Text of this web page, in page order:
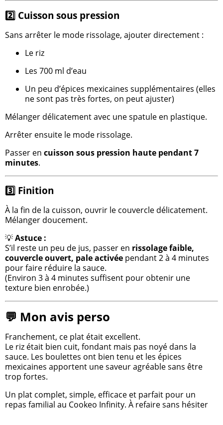
2️⃣ Cuisson sous pression
Sans arrêter le mode rissolage, ajouter directement :
Le riz
Les 700 ml d’eau
Un peu d’épices mexicaines supplémentaires (elles
ne sont pas très fortes, on peut ajuster)
Mélanger délicatement avec une spatule en plastique.
Arrêter ensuite le mode rissolage.
Passer en cuisson sous pression haute pendant 7
minutes.
3️⃣ Finition
À la fin de la cuisson, ouvrir le couvercle délicatement.
Mélanger doucement.
💡Astuce :
S’il reste un peu de jus, passer en rissolage faible,
couvercle ouvert, pale activée pendant 2 à 4 minutes
pour faire réduire la sauce.
(Environ 3 à 4 minutes suffisent pour obtenir une
texture bien enrobée.)
💬 Mon avis perso
Franchement, ce plat était excellent.
Le riz était bien cuit, fondant mais pas noyé dans la
sauce. Les boulettes ont bien tenu et les épices
mexicaines apportent une saveur agréable sans être
trop fortes.
Un plat complet, simple, efficace et parfait pour un
repas familial au Cookeo Infinity. À refaire sans hésiter